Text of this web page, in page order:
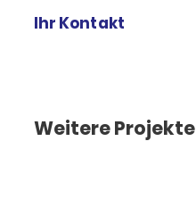
Ihr Kontakt
Weitere Projekte